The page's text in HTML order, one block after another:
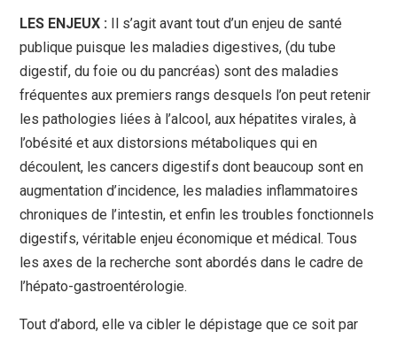
LES ENJEUX :
Il s’agit avant tout d’un enjeu de santé
publique puisque les maladies digestives, (du tube
digestif, du foie ou du pancréas) sont des maladies
fréquentes aux premiers rangs desquels l’on peut retenir
les pathologies liées à l’alcool, aux hépatites virales, à
l’obésité et aux distorsions métaboliques qui en
découlent, les cancers digestifs dont beaucoup sont en
augmentation d’incidence, les maladies inflammatoires
chroniques de l’intestin, et enfin les troubles fonctionnels
digestifs, véritable enjeu économique et médical. Tous
les axes de la recherche sont abordés dans le cadre de
l’hépato-gastroentérologie.
Tout d’abord, elle va cibler le dépistage que ce soit par